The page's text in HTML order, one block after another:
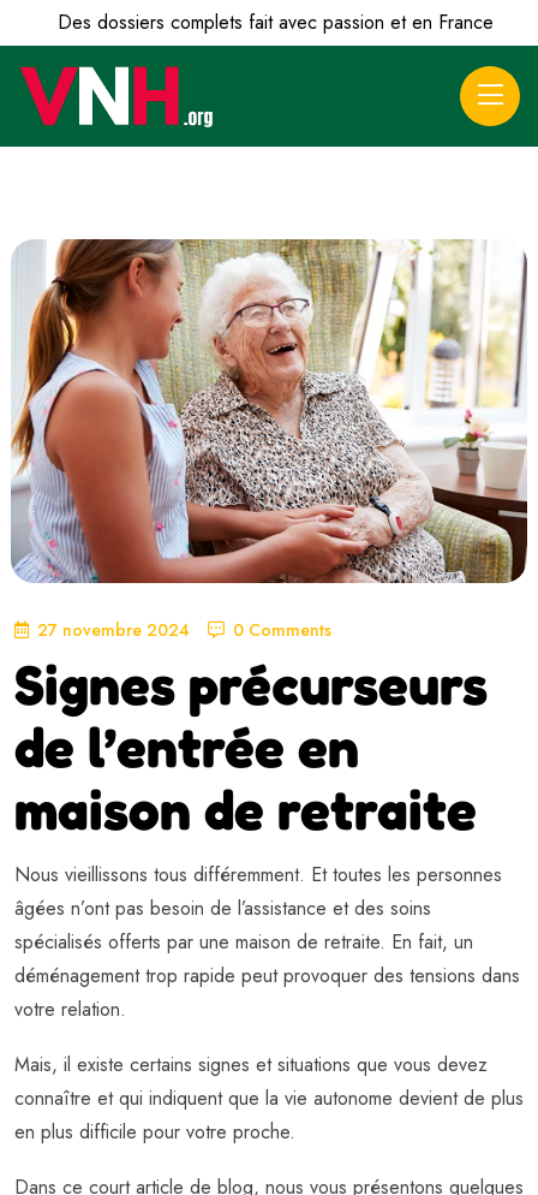
Des dossiers complets fait avec passion et en France
27 novembre 2024 0 Comments
Signes précurseurs
de l’entrée en
maison de retraite
Nous vieillissons tous différemment. Et toutes les personnes
âgées n’ont pas besoin de l’assistance et des soins
spécialisés offerts par une maison de retraite. En fait, un
déménagement trop rapide peut provoquer des tensions dans
votre relation.
Mais, il existe certains signes et situations que vous devez
connaître et qui indiquent que la vie autonome devient de plus
en plus difficile pour votre proche.
Dans ce court article de blog, nous vous présentons quelques